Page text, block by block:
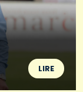
LIRE